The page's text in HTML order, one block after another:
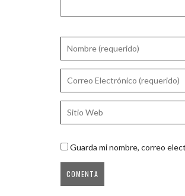
Guarda mi nombre, correo